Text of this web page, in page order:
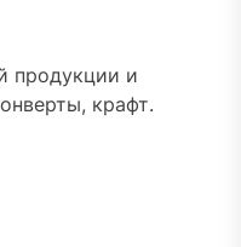
продукции и
крафт.